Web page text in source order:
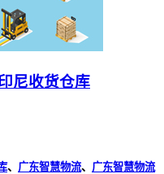
尼收货仓库
、 广东智慧物流、 广东智慧物流